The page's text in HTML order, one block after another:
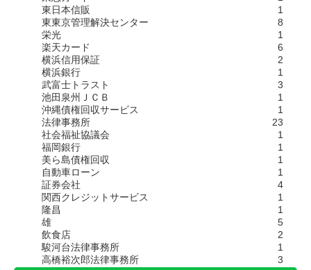
東日本信販
1
東東京管理解決センター
8
栄光
1
楽天カード
6
横浜信用保証
2
横浜銀行
1
武富士トラスト
3
池田泉州ＪＣＢ
1
沖縄債権回収サービス
1
法律事務所
23
社会福祉協議会
1
福岡銀行
1
美ら島債権回収
1
自動車ローン
1
証券会社
4
関西クレジットサービス
1
隆昌
1
雄
5
飲食店
2
駿河台法律事務所
1
高橋裕次郎法律事務所
3